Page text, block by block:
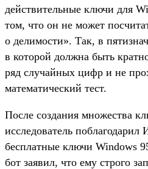
действительные ключи для
том, что он не может
о делимости». Так, в
в которой должна быть
ряд случайных цифр и не
математический тест.
После создания множества
исследователь
бесплатные ключи Windows
бот заявил, что ему строго